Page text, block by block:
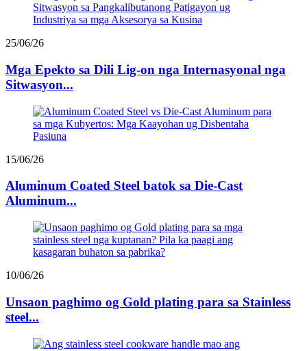
25/06/26
Mga Epekto sa Dili Lig-on nga Internasyonal nga
Sitwasyon...
15/06/26
Aluminum Coated Steel batok sa Die-Cast
Aluminum...
10/06/26
Unsaon paghimo og Gold plating para sa Stainless
steel...